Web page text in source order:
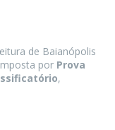
de Baianópolis
por Prova
,